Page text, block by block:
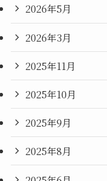
2026年5月
2026年3月
2025年11月
2025年10月
2025年9月
2025年8月